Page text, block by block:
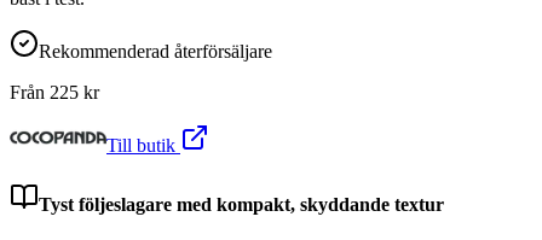
Rekommenderad återförsäljare
Från 225 kr
Till butik
Tyst följeslagare med kompakt, skyddande textur